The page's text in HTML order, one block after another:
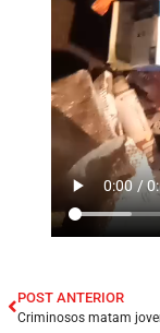
POST ANTERIOR